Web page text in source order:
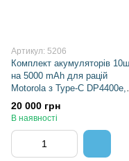
Артикул: 5206
Комплект акумуляторів
на 5000 mAh для рацій
Motorola з Type-C DP4400e,
DP4600e, DP4800e
20 000 грн
В наявності